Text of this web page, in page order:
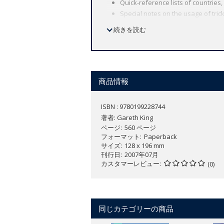
Quick-reference lists of
Special notes on the usage of
contains hundreds of example
well as those who want a quick-
Native Welsh speakers will also find
won't need to resort to English to say
of contemporary Welsh.
Bydd Cymry Cymraeg hefyd yn
Mae'r Geiriadur Cymraeg Cyfoes yn
続きを読む
商品情報
ISBN : 9780199228744
著者: Gareth King
ページ 560 ページ
フォーマット
Paperback
サイズ 128 x 196 mm
刊行日 2007年07月
カスタマーレビュー
(0)
同じカテゴリーの商品